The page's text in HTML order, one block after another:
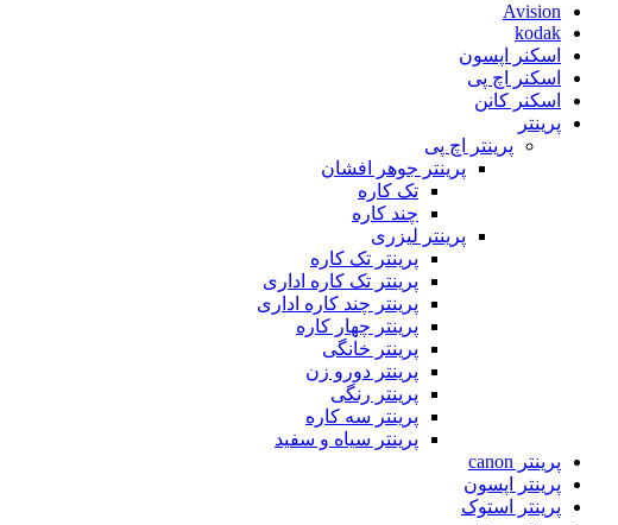
Avision
kodak
اسکنر اپسون
اسکنر اچ پی
اسکنر کانن
پرینتر
پرینتر اچ پی
پرینتر جوهر افشان
تک کاره
چند کاره
پرینتر لیزری
پرینتر تک کاره
پرینتر تک کاره اداری
پرینتر چند کاره اداری
پرینتر چهار کاره
پرینتر خانگی
پرینتر دورو زن
پرینتر رنگی
پرینتر سه کاره
پرینتر سیاه و سفید
پرینتر canon
پرینتر اپسون
پرینتر استوک